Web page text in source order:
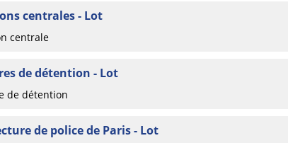
centrales - Lot
centrale
de détention - Lot
de détention
de police de Paris - Lot